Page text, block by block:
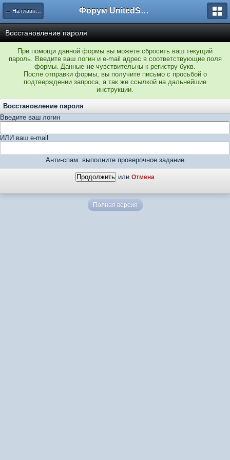
← На главную Форум UnitedSouth
Восстановление пароля
При помощи данной формы вы можете сбросить ваш текущий
пароль. Введите ваш логин и e-mail адрес в соответствующие поля
формы. Данные не чувствительны к регистру букв.
После отправки формы, вы получите письмо с просьбой о
подтверждении запроса, а так же ссылкой на дальнейшие
инструкции.
Восстановление пароля
Введите ваш логин
ИЛИ ваш e-mail
Анти-спам: выполните проверочное задание
или Отмена
Полная версия